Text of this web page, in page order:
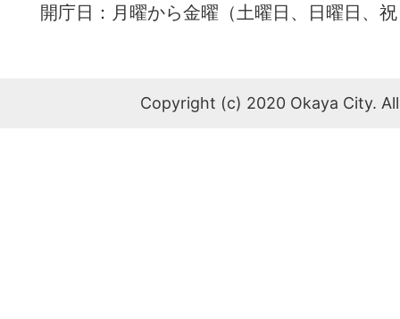
開庁日：月曜から金曜（土曜日、日曜日、
Copyright (c) 2020 Okaya City.